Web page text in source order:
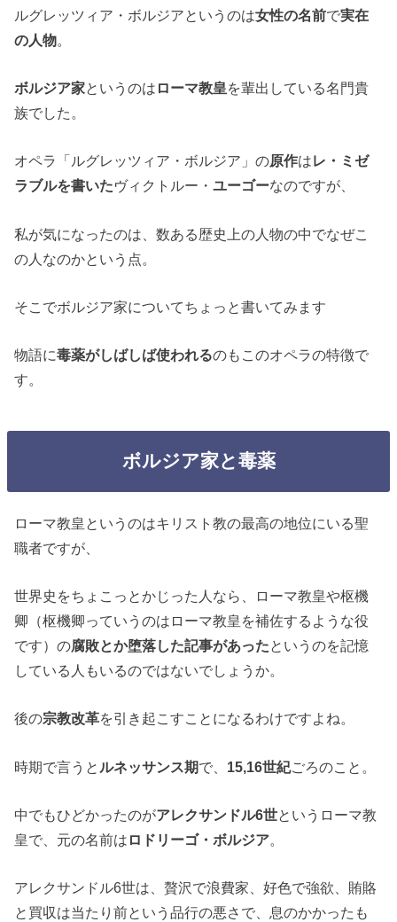
ルグレッツィア・ボルジアというのは女性の名前で実在
の人物。
ボルジア家というのは ローマ教皇を輩出している名門貴
族でした。
オペラ「ルグレッツィア・ボルジア」の原作はレ・ミゼ
ラブルを書いたヴィクトルー・ユーゴーなのですが、
私が気になったのは、数ある歴史上の人物の中でなぜこ
の人なのかという点。
そこでボルジア家についてちょっと書いてみます
物語に毒薬がしばしば使われるのもこのオペラの特徴で
す。
ボルジア家と毒薬
ローマ教皇というのはキリスト教の最高の地位にいる聖
職者ですが、
世界史をちょこっとかじった人なら、ローマ教皇や枢機
卿（枢機卿っていうのはローマ教皇を補佐するような役
です）の腐敗とか堕落した記事があったというのを記憶
している人もいるのではないでしょうか。
後の宗教改革を引き起こすことになるわけですよね。
時期で言うと ルネッサンス期で、 15,16世紀 ごろのこと。
中でもひどかったのがアレクサンドル6世というローマ教
皇で、元の名前は ロドリーゴ・ボルジア。
アレクサンドル6世は、贅沢で浪費家、好色で強欲、賄賂
と買収は当たり前という品行の悪さで、息のかかったも